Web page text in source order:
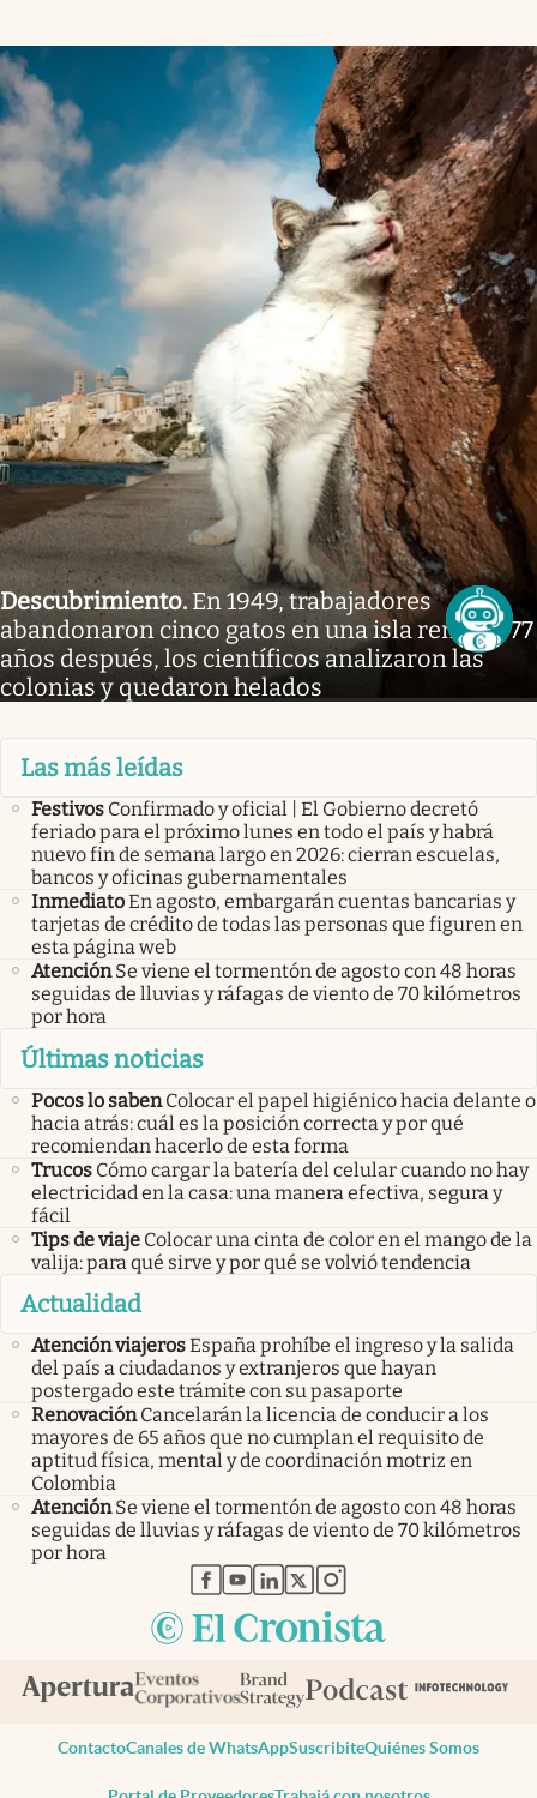
Descubrimiento.En 1949, trabajadores
abandonaron cinco gatos en una isla remota. 77
años después, los científicos analizaron las
colonias y quedaron helados
Las más leídas
Festivos Confirmado y oficial | El Gobierno decretó
feriado para el próximo lunes en todo el país y habrá
nuevo fin de semana largo en 2026: cierran escuelas,
bancos y oficinas gubernamentales
InmediatoEn agosto, embargarán cuentas bancarias y
tarjetas de crédito de todas las personas que figuren en
esta página web
Atención Se viene el tormentón de agosto con 48 horas
seguidas de lluvias y ráfagas de viento de 70 kilómetros
por hora
Últimas noticias
Pocos lo saben Colocar el papel higiénico hacia delante o
hacia atrás: cuál es la posición correcta y por qué
recomiendan hacerlo de esta forma
Trucos Cómo cargar la batería del celular cuando no hay
electricidad en la casa: una manera efectiva, segura y
fácil
Tips de viaje Colocar una cinta de color en el mango de la
valija: para qué sirve y por qué se volvió tendencia
Actualidad
Atención viajerosEspaña prohíbe el ingreso y la salida
del país a ciudadanos y extranjeros que hayan
postergado este trámite con su pasaporte
Renovación Cancelarán la licencia de conducir a los
mayores de 65 años que no cumplan el requisito de
aptitud física, mental y de coordinación motriz en
Colombia
Atención Se viene el tormentón de agosto con 48 horas
seguidas de lluvias y ráfagas de viento de 70 kilómetros
por hora
abre en nueva pestaña
abre en nueva pestaña
abre en nueva pestaña
abre en nueva pestaña
abre en nueva pestaña
ContactoCanales de WhatsAppSuscribiteQuiénes Somos